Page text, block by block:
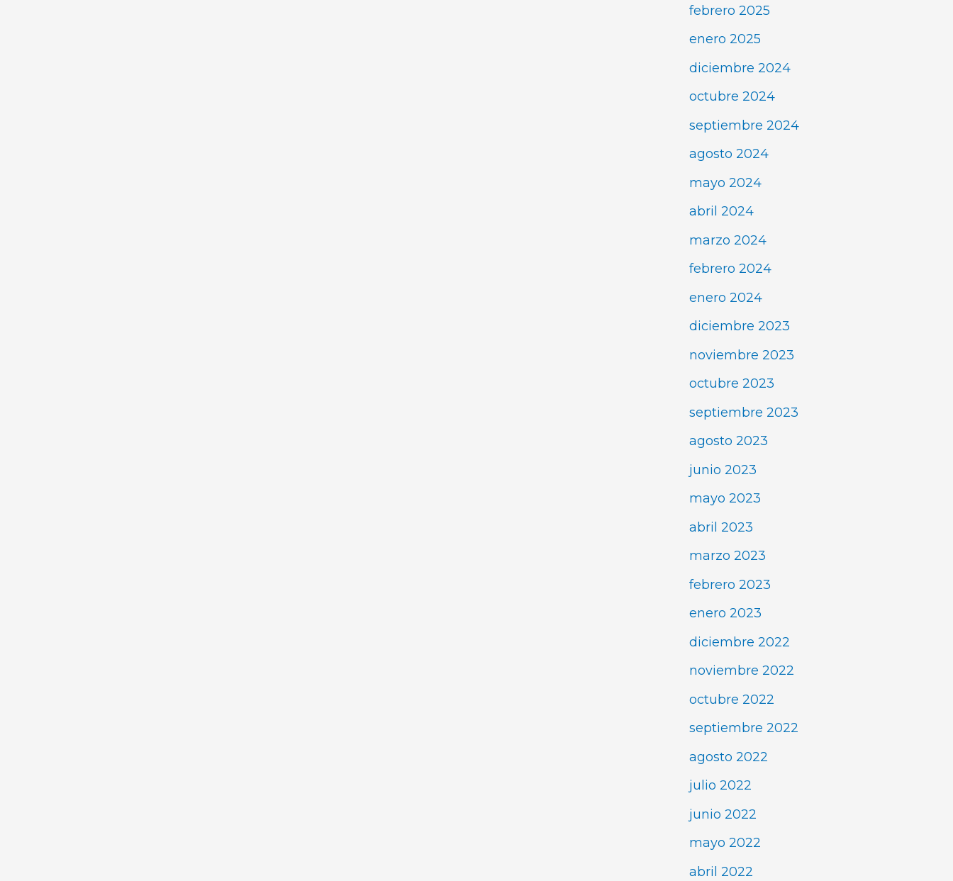
febrero 2025
enero 2025
diciembre 2024
octubre 2024
septiembre 2024
agosto 2024
mayo 2024
abril 2024
marzo 2024
febrero 2024
enero 2024
diciembre 2023
noviembre 2023
octubre 2023
septiembre 2023
agosto 2023
junio 2023
mayo 2023
abril 2023
marzo 2023
febrero 2023
enero 2023
diciembre 2022
noviembre 2022
octubre 2022
septiembre 2022
agosto 2022
julio 2022
junio 2022
mayo 2022
abril 2022